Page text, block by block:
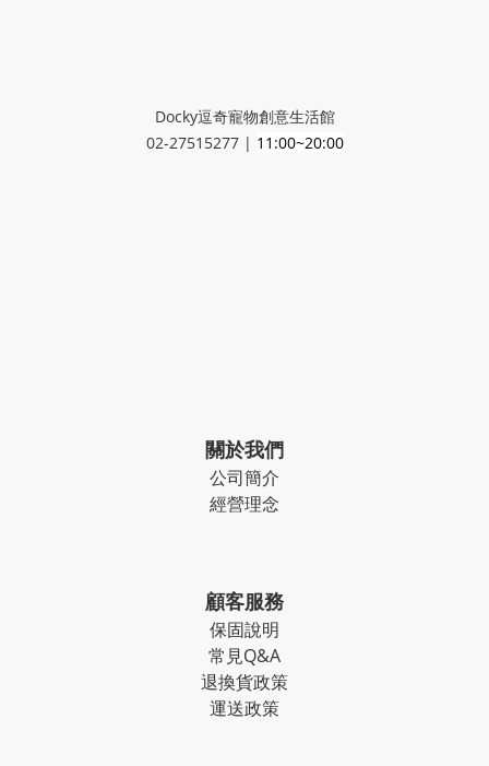
Docky逗奇寵物創意生活館
02-27515277 | 11:00~20:00
關於我們
公司簡介
經營理念
顧客服務
保固說明
常見Q&A
退換貨政策
運送政策